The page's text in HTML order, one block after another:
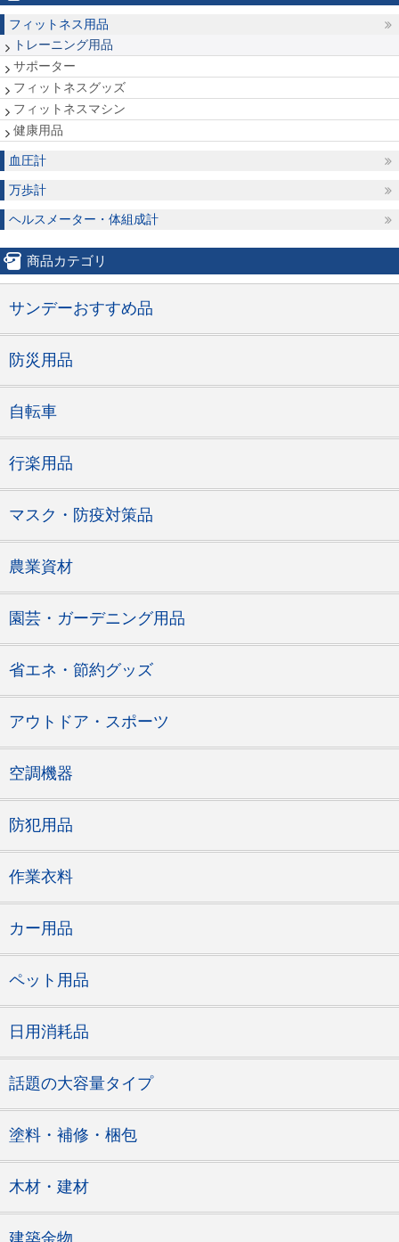
フィットネス用品
トレーニング用品
サポーター
フィットネスグッズ
フィットネスマシン
健康用品
血圧計
万歩計
ヘルスメーター・体組成計
商品カテゴリ
サンデーおすすめ品
防災用品
自転車
行楽用品
マスク・防疫対策品
農業資材
園芸・ガーデニング用品
省エネ・節約グッズ
アウトドア・スポーツ
空調機器
防犯用品
作業衣料
カー用品
ペット用品
日用消耗品
話題の大容量タイプ
塗料・補修・梱包
木材・建材
建築金物